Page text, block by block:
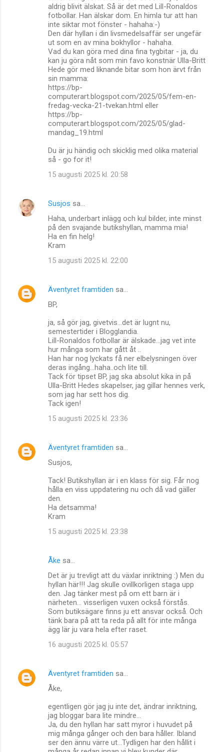
aldrig blivit älskat. Så är det med Lill-Ronaldos
fotbollar. Han älskar dom. En himla tur att han
inte siktar mot fönster - hahaha:-)
Den där hyllan i din livsmedelsaffär ser ungefär
ut som en av mina bokhyllor - hahaha.
Vad du kan göra med dina fina tygbitar - ja, du
kan ju göra nåt som min favo konstnär Ulla-Britt
Hede gör med liknande bitar som hon ärvt från
sin mamma:
https://bp-
computerart.blogspot.com/2025/05/fem-en-
fredag-vecka-21-tvekan.html eller
https://bp-
computerart.blogspot.com/2025/05/glad-
mandag_19.html
Du är ju händig och skicklig med olika material
så - go for it!
15 augusti 2025 kl. 20:58
Susjos sa…
Haha, underbart inlägg och kul bilder, inte minst
på den svajande butikshyllan, mamma mia!
Ha en fin helg!
Kram
15 augusti 2025 kl. 22:00
Äventyret framtiden sa…
BP,
ja, så gör jag, givetvis...det är lugnt nu,
semestertider i Blogglandia.
Lill-Ronaldos fotbollar är älskade...jag vet inte
hur många som har gått åt ..
Han har nog lyckats få ner elbelysningen över
deras ingång...haha..och lite till.
Tack för tipset BP, jag ska absolut kika in på
Ulla-Britt Hedes skapelser, jag gillar hennes verk,
som jag har sett hos dig.
Tack igen!
15 augusti 2025 kl. 23:36
Äventyret framtiden sa…
Susjos,
Tack! Butikshyllan är i en klass för sig. Får nog
hålla en viss uppdatering nu och då vad gäller
den.
Ha detsamma!
Kram
15 augusti 2025 kl. 23:38
Åke sa…
Det är ju trevligt att du växlar inriktning :) Men du
hyllan här!!! Jag skulle ovillkorligen staga upp
den. Jag tänker mest på om ett barn är i
närheten… visserligen vuxen också förstås.
Som butiksägare finns ju ett ansvar också. Och
tänk bara på att ta reda på allt för inte många
ägg lär ju vara hela efter raset.
16 augusti 2025 kl. 05:57
Äventyret framtiden sa…
Åke,
egentligen gör jag ju inte det, ändrar inriktning,
jag bloggar bara lite mindre...
Ja, du den hyllan har satt myror i huvudet på
mig många gånger och den bara håller. Ibland
ser den ännu värre ut...Tydligen har den hållit i